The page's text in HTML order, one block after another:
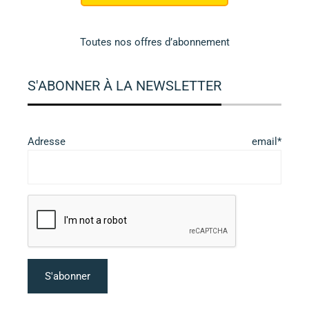
Toutes nos offres d’abonnement
S'ABONNER À LA NEWSLETTER
Adresse email*